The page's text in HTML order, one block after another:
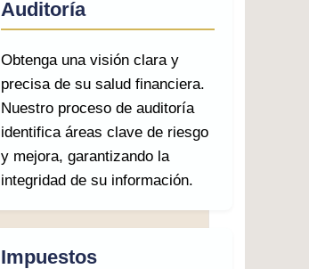
Auditoría
Obtenga una visión clara y
precisa de su salud financiera.
Nuestro proceso de auditoría
identifica áreas clave de riesgo
y mejora, garantizando la
integridad de su información.
Impuestos